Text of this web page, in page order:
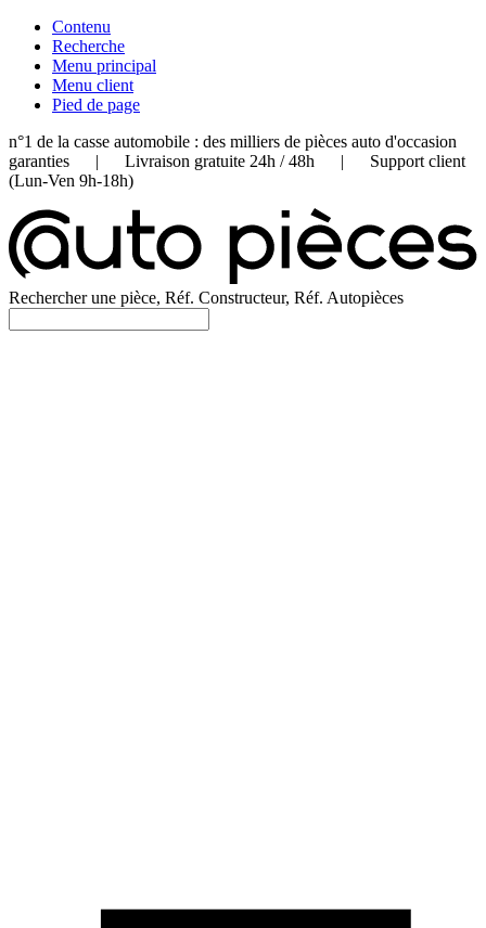
Contenu
Recherche
Menu principal
Menu client
Pied de page
n°1 de la casse automobile : des milliers de pièces auto d'occasion
garanties | Livraison gratuite 24h / 48h | Support client
(Lun-Ven 9h-18h)
Rechercher une pièce, Réf. Constructeur, Réf. Autopièces